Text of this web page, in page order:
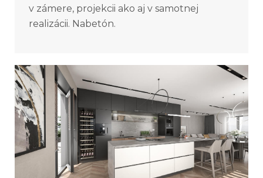
v zámere, projekcii ako aj v samotnej
realizácii. Nabetón.